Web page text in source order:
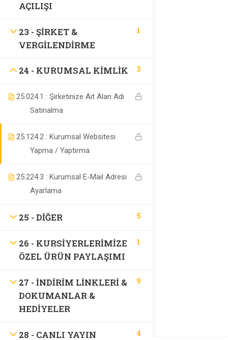
AÇILIŞI
23 - ŞIRKET &
VERGILENDIRME
1
24 - KURUMSAL KIMLIK 3
25.024.1 : Şirketinize Ait Alan Adı
Satınalma
25.124.2 : Kurumsal Websitesi
Yapma / Yaptırma
25.224.3 : Kurumsal E-Mail Adresi
Ayarlama
25 - DIĞER 5
26 - KURSIYERLERIMIZE
ÖZEL ÜRÜN PAYLAŞIMI
1
27 - İNDIRIM LINKLERI &
DOKUMANLAR &
HEDIYELER
9
28 - CANLI YAYIN 4
Links
Recommend
Recommend